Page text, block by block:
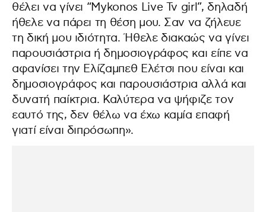
θέλει να γίνει “Mykonos Live Tv girl”, δηλαδή
ήθελε να πάρει τη θέση μου. Σαν να ζήλευε
τη δική μου ιδιότητα. Ήθελε διακαώς να γίνει
παρουσιάστρια ή δημοσιογράφος και είπε να
αφανίσει την Ελίζαμπεθ Ελέτσι που είναι και
δημοσιογράφος και παρουσιάστρια αλλά και
δυνατή παίκτρια. Καλύτερα να ψήφιζε τον
εαυτό της, δεν θέλω να έχω καμία επαφή
γιατί είναι διπρόσωπη».